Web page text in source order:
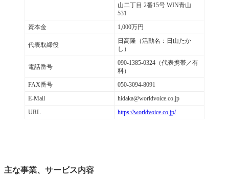
山二丁目 2番15号 WIN青山
531
資本金 1,000万円
代表取締役
日高隆（活動名：日山たか
し）
電話番号
090-1385-0324（代表携帯／有
料）
FAX番号 050-3094-8091
E-Mail hidaka@worldvoice.co.jp
URL https://worldvoice.co.jp/
主な事業、サービス内容